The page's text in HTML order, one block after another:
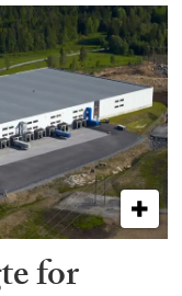
for